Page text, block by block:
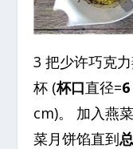
3 把少许巧克
杯 (杯口直径=
cm)。 加入燕
菜月饼馅直到